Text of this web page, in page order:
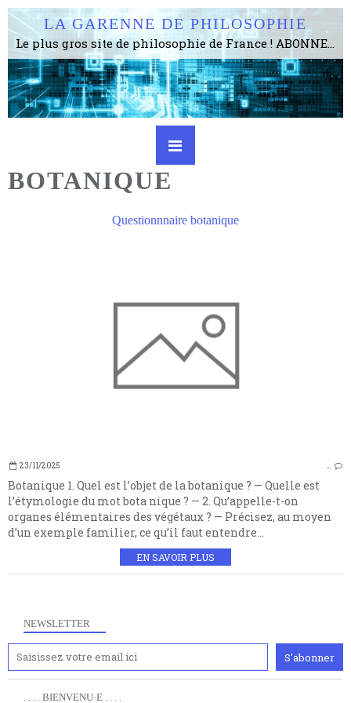
LA GARENNE DE PHILOSOPHIE
Le plus gros site de philosophie de France ! ABONNEZ-VOUS ! 4115 Articles, 1634 abonné·e·s, depuis 2006 . . . . . . . . 2 852 214 pages vues jusqu'à présent. Prestance et être apte à un plus grand nombre de choses.
BOTANIQUE
Questionnnaire botanique
23/11/2025 …
Botanique 1. Quel est l’objet de la botanique ? — Quelle est
l’étymologie du mot bota nique ? — 2. Qu’appelle-t-on
organes élémentaires des végétaux ? — Précisez, au moyen
d’un exemple familier, ce qu’il faut entendre...
EN SAVOIR PLUS
NEWSLETTER
. . . . BIENVENU·E . . . .